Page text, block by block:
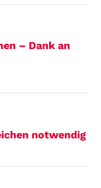
– Dank an
notwendig